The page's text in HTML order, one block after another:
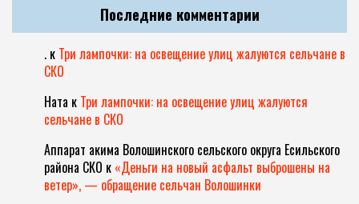
Последние комментарии
. к Три лампочки: на освещение улиц жалуются сельчане в
СКО
Ната к Три лампочки: на освещение улиц жалуются
сельчане в СКО
Аппарат акима Волошинского сельского округа Есильского
района СКО к «Деньги на новый асфальт выброшены на
ветер», — обращение сельчан Волошинки